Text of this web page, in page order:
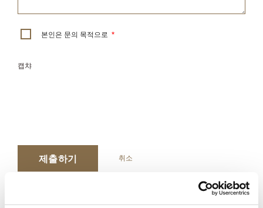
본인은 문의 목적으로 *
캡챠
제출하기 취소